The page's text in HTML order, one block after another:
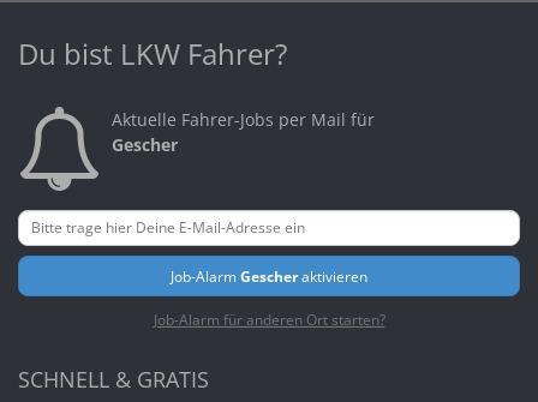
Du bist LKW Fahrer?
Aktuelle Fahrer-Jobs per Mail für
Gescher
Job-AlarmGescheraktivieren
Job-Alarm für anderen Ort starten?
SCHNELL & GRATIS